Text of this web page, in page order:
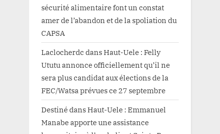
sécurité alimentaire font un constat
amer de l’abandon et de la spoliation du
CAPSA
Laclocherdc dansHaut-Uele : Felly
Ututu annonce officiellement qu’il ne
sera plus candidat aux élections de la
FEC/Watsa prévues ce 27 septembre
DestinédansHaut-Uele : Emmanuel
Manabe apporte une assistance